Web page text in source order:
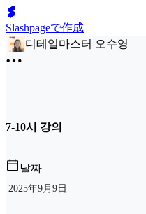
Slashpageで作成
디테일마스터 오수영
7-10시 강의
날짜
2025年9月9日